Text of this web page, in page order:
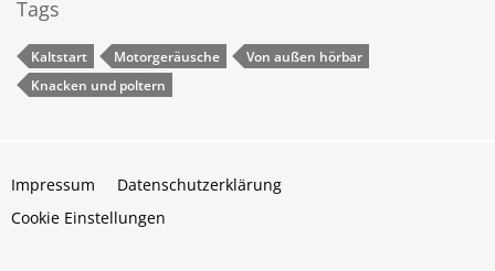
Tags
Kaltstart Motorgeräusche
Von außen hörbar
Knacken und poltern
Impressum
Datenschutzerklärung
Cookie Einstellungen